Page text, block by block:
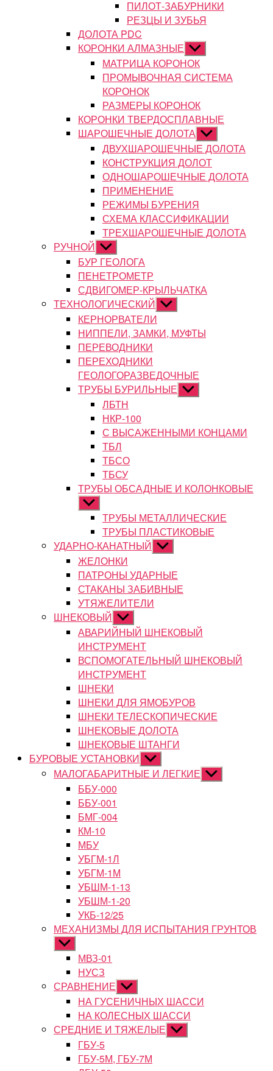
ПИЛОТ-ЗАБУРНИКИ
РЕЗЦЫ И ЗУБЬЯ
ДОЛОТА PDC
КОРОНКИ АЛМАЗНЫЕ Показывать
подменю
МАТРИЦА КОРОНОК
ПРОМЫВОЧНАЯ СИСТЕМА
КОРОНОК
РАЗМЕРЫ КОРОНОК
КОРОНКИ ТВЕРДОСПЛАВНЫЕ
ШАРОШЕЧНЫЕ ДОЛОТА Показывать
подменю
ДВУХШАРОШЕЧНЫЕ ДОЛОТА
КОНСТРУКЦИЯ ДОЛОТ
ОДНОШАРОШЕЧНЫЕ ДОЛОТА
ПРИМЕНЕНИЕ
РЕЖИМЫ БУРЕНИЯ
СХЕМА КЛАССИФИКАЦИИ
ТРЕХШАРОШЕЧНЫЕ ДОЛОТА
РУЧНОЙ Показывать
подменю
БУР ГЕОЛОГА
ПЕНЕТРОМЕТР
СДВИГОМЕР-КРЫЛЬЧАТКА
ТЕХНОЛОГИЧЕСКИЙ Показывать
подменю
КЕРНОРВАТЕЛИ
НИППЕЛИ, ЗАМКИ, МУФТЫ
ПЕРЕВОДНИКИ
ПЕРЕХОДНИКИ
ГЕОЛОГОРАЗВЕДОЧНЫЕ
ТРУБЫ БУРИЛЬНЫЕ Показывать
подменю
ЛБТН
НКР-100
С ВЫСАЖЕННЫМИ КОНЦАМИ
ТБЛ
ТБСО
ТБСУ
ТРУБЫ ОБСАДНЫЕ И КОЛОНКОВЫЕ
Показывать
подменюТРУБЫ МЕТАЛЛИЧЕСКИЕ
ТРУБЫ ПЛАСТИКОВЫЕ
УДАРНО-КАНАТНЫЙ Показывать
подменю
ЖЕЛОНКИ
ПАТРОНЫ УДАРНЫЕ
СТАКАНЫ ЗАБИВНЫЕ
УТЯЖЕЛИТЕЛИ
ШНЕКОВЫЙ Показывать
подменю
АВАРИЙНЫЙ ШНЕКОВЫЙ
ИНСТРУМЕНТ
ВСПОМОГАТЕЛЬНЫЙ ШНЕКОВЫЙ
ИНСТРУМЕНТ
ШНЕКИ
ШНЕКИ ДЛЯ ЯМОБУРОВ
ШНЕКИ ТЕЛЕСКОПИЧЕСКИЕ
ШНЕКОВЫЕ ДОЛОТА
ШНЕКОВЫЕ ШТАНГИ
БУРОВЫЕ УСТАНОВКИ Показывать
подменю
МАЛОГАБАРИТНЫЕ И ЛЕГКИЕ Показывать
подменю
ББУ-000
ББУ-001
БМГ-004
КМ-10
МБУ
УБГМ-1Л
УБГМ-1М
УБШМ-1-13
УБШМ-1-20
УКБ-12/25
МЕХАНИЗМЫ ДЛЯ ИСПЫТАНИЯ ГРУНТОВ
Показывать
подменюМВЗ-01
НУСЗ
СРАВНЕНИЕ Показывать
подменю
НА ГУСЕНИЧНЫХ ШАССИ
НА КОЛЕСНЫХ ШАССИ
СРЕДНИЕ И ТЯЖЕЛЫЕ Показывать
подменю
ГБУ-5
ГБУ-5М, ГБУ-7М